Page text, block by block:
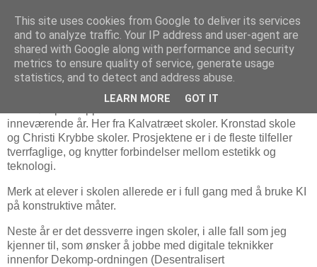
16. juni 2023
Prosjekter fra skoler i Bergen, 2023
inneværende år. Her fra Kalvatræet skoler. Kronstad skole
og Christi Krybbe skoler. Prosjektene er i de fleste tilfeller
tverrfaglige, og knytter forbindelser mellom estetikk og
teknologi.
Merk at elever i skolen allerede er i full gang med å bruke KI
på konstruktive måter.
Neste år er det dessverre ingen skoler, i alle fall som jeg
kjenner til, som ønsker å jobbe med digitale teknikker
innenfor Dekomp-ordningen (Desentralisert
This site uses cookies from Google to deliver its services
and to analyze traffic. Your IP address and user-agent are
shared with Google along with performance and security
metrics to ensure quality of service, generate usage
statistics, and to detect and address abuse.
LEARN MORE GOT IT